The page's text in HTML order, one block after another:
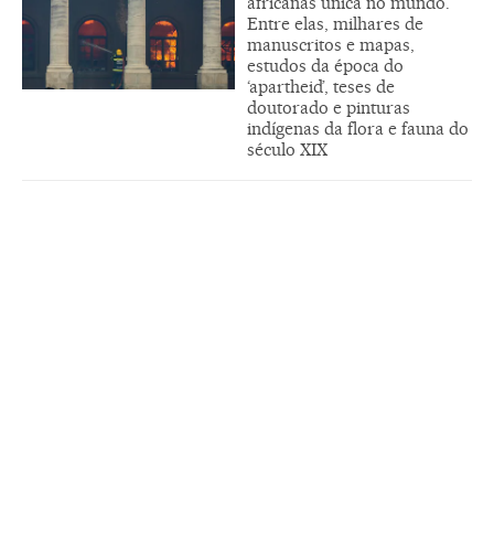
Entre elas, milhares de
manuscritos e mapas,
estudos da época do
‘apartheid’, teses de
doutorado e pinturas
indígenas da flora e fauna do
século XIX